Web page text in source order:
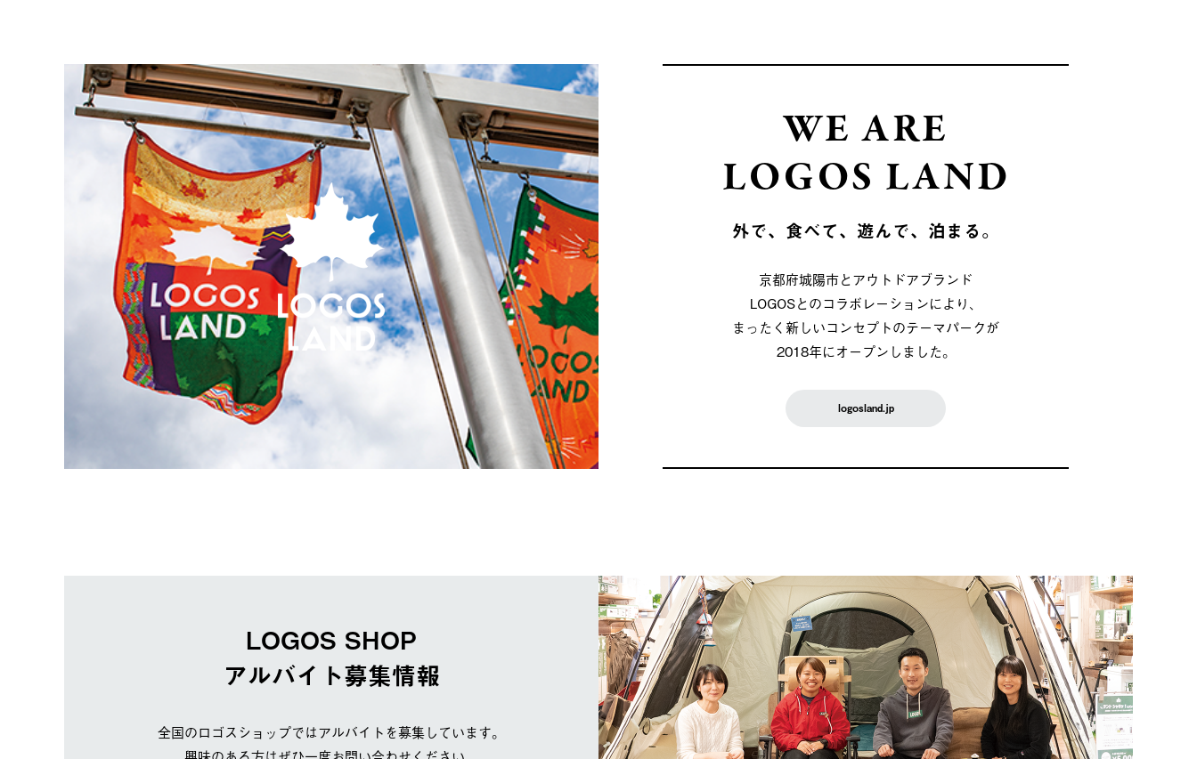
WE ARE
LOGOS LAND
外で、食べて、遊んで、泊まる。
京都府城陽市とアウトドアブランド
LOGOSとのコラボレーションにより、
まったく新しいコンセプトのテーマパークが
2018年にオープンしました。
logosland.jp
LOGOS SHOP
アルバイト募集情報
全国のロゴスショップではアルバイトを募集しています。